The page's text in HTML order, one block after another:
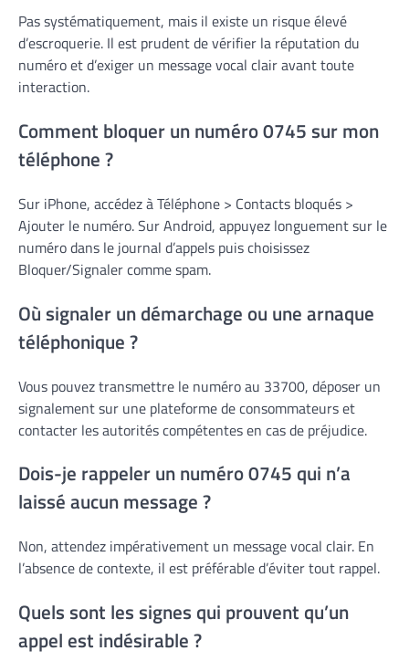
Pas systématiquement, mais il existe un risque élevé
d’escroquerie. Il est prudent de vérifier la réputation du
numéro et d’exiger un message vocal clair avant toute
interaction.
Comment bloquer un numéro 0745 sur mon
téléphone ?
Sur iPhone, accédez à Téléphone > Contacts bloqués >
Ajouter le numéro. Sur Android, appuyez longuement sur le
numéro dans le journal d’appels puis choisissez
Bloquer/Signaler comme spam.
Où signaler un démarchage ou une arnaque
téléphonique ?
Vous pouvez transmettre le numéro au 33700, déposer un
signalement sur une plateforme de consommateurs et
contacter les autorités compétentes en cas de préjudice.
Dois-je rappeler un numéro 0745 qui n’a
laissé aucun message ?
Non, attendez impérativement un message vocal clair. En
l’absence de contexte, il est préférable d’éviter tout rappel.
Quels sont les signes qui prouvent qu’un
appel est indésirable ?